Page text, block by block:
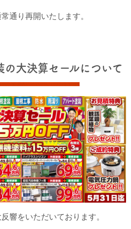
通り再開いたします。
の大決算セールについて
響をいただいております。